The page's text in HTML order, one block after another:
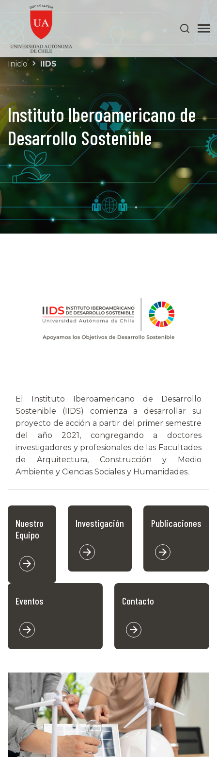
Inicio IIDS
Instituto Iberoamericano de
Desarrollo Sostenible
El Instituto Iberoamericano de Desarrollo
Sostenible (IIDS) comienza a desarrollar su
proyecto de acción a partir del primer semestre
del año 2021, congregando a doctores
investigadores y profesionales de las Facultades
de Arquitectura, Construcción y Medio
Ambiente y Ciencias Sociales y Humanidades.
Nuestro
Equipo
Investigación Publicaciones
Eventos Contacto